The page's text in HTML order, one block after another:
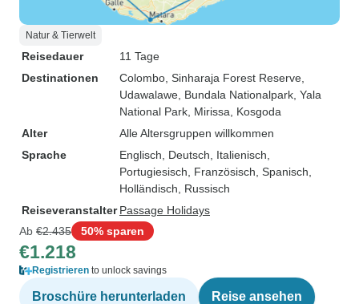
Natur & Tierwelt
Reisedauer
11 Tage
Destinationen
Colombo , Sinharaja Forest Reserve
Udawalawe , Bundala Nationalpark , Yala
National Park , Mirissa , Kosgoda
Alter
Alle Altersgruppen willkommen
Sprache
Englisch, Deutsch, Italienisch,
Portugiesisch, Französisch, Spanisch,
Holländisch, Russisch
Reiseveranstalter Passage Holidays
Ab €2.435 50% sparen
€1.218
Registrieren to unlock savings
Broschüre herunterladen Reise ansehen